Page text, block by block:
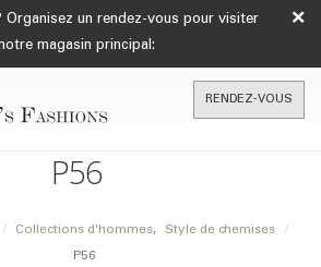
Organisez un rendez-vous pour visiter
magasin principal:
×
RENDEZ-VOUS
P56
Collections d'hommes, Style de chemises
P56